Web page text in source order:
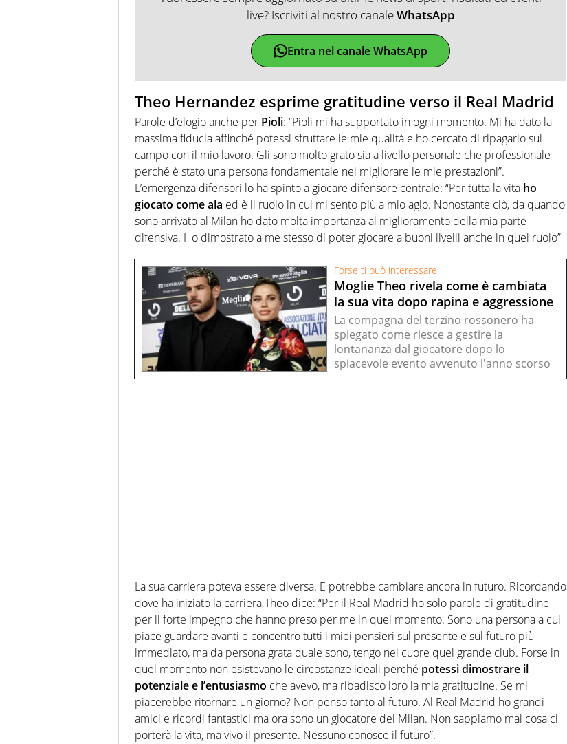
live? Iscriviti al nostro canaleWhatsApp
Entra nel canale WhatsApp
Theo Hernandez esprime gratitudine verso il Real Madrid
Parole d’elogio anche per Pioli: “Pioli mi ha supportato in ogni momento. Mi ha dato la
massima fiducia affinché potessi sfruttare le mie qualità e ho cercato di ripagarlo sul
campo con il mio lavoro. Gli sono molto grato sia a livello personale che professionale
perché è stato una persona fondamentale nel migliorare le mie prestazioni”.
L’emergenza difensori lo ha spinto a giocare difensore centrale: “Per tutta la vita ho
giocato come ala ed è il ruolo in cui mi sento più a mio agio. Nonostante ciò, da quando
sono arrivato al Milan ho dato molta importanza al miglioramento della mia parte
difensiva. Ho dimostrato a me stesso di poter giocare a buoni livelli anche in quel ruolo”
Forse ti può interessare
Moglie Theo rivela come è cambiata
la sua vita dopo rapina e aggressione
La compagna del terzino rossonero ha
spiegato come riesce a gestire la
lontananza dal giocatore dopo lo
spiacevole evento avvenuto l'anno scorso
La sua carriera poteva essere diversa. E potrebbe cambiare ancora in futuro. Ricordando
dove ha iniziato la carriera Theo dice: “Per il Real Madrid ho solo parole di gratitudine
per il forte impegno che hanno preso per me in quel momento. Sono una persona a cui
piace guardare avanti e concentro tutti i miei pensieri sul presente e sul futuro più
immediato, ma da persona grata quale sono, tengo nel cuore quel grande club. Forse in
quel momento non esistevano le circostanze ideali perché potessi dimostrare il
potenziale e l’entusiasmo che avevo, ma ribadisco loro la mia gratitudine. Se mi
piacerebbe ritornare un giorno? Non penso tanto al futuro. Al Real Madrid ho grandi
amici e ricordi fantastici ma ora sono un giocatore del Milan. Non sappiamo mai cosa ci
porterà la vita, ma vivo il presente. Nessuno conosce il futuro”.